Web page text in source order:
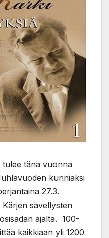
tulee tänä vuonna
kunniaksi
27.3.
sävellysten
ajalta. 100-
kaikkiaan yli 1200